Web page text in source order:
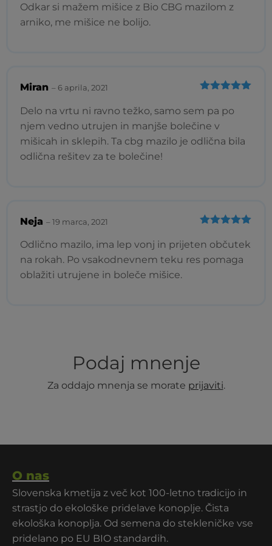
od 5
Odkar si mažem mišice z Bio CBG mazilom z
arniko, me mišice ne bolijo.
od 5
Miran – 6 aprila, 2021
Delo na vrtu ni ravno težko, samo sem pa po
njem vedno utrujen in manjše bolečine v
mišicah in sklepih. Ta cbg mazilo je odlična bila
odlična rešitev za te bolečine!
od 5
Neja –19 marca, 2021
Odlično mazilo, ima lep vonj in prijeten občutek
na rokah. Po vsakodnevnem teku res pomaga
oblažiti utrujene in boleče mišice.
Podaj mnenje
Za oddajo mnenja se morate prijaviti.
O nas
Slovenska kmetija z več kot 100-letno tradicijo in
strastjo do ekološke pridelave konoplje. Čista
ekološka konoplja. Od semena do stekleničke vse
pridelano po EU BIO standardih.